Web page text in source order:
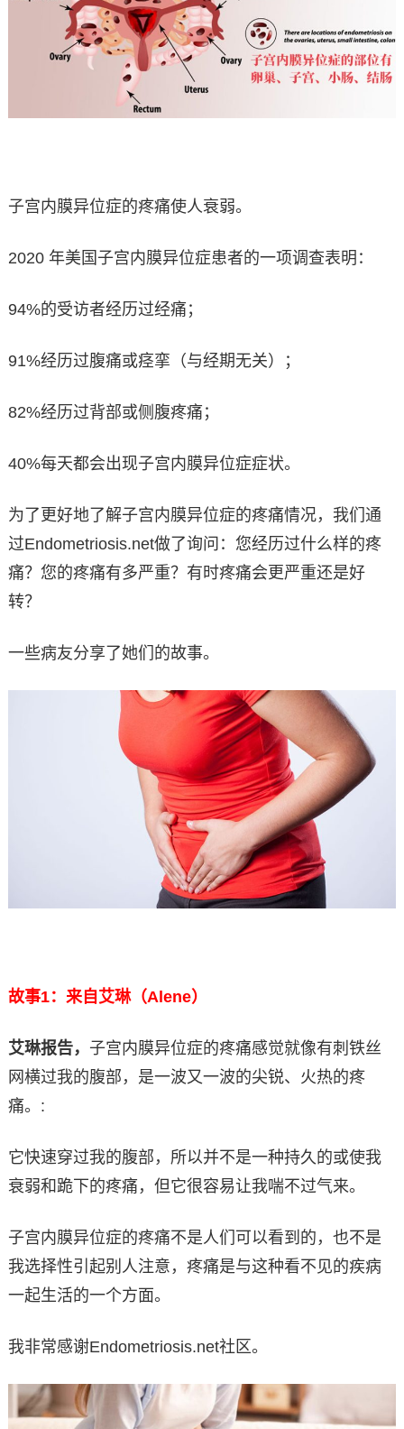
子宫内膜异位症的疼痛使人衰弱。
2020 年美国子宫内膜异位症患者的一项调查表明：
94%的受访者经历过经痛；
91%经历过腹痛或痉挛（与经期无关）；
82%经历过背部或侧腹疼痛；
40%每天都会出现子宫内膜异位症症状。
为了更好地了解子宫内膜异位症的疼痛情况，我们通
过Endometriosis.net做了询问：您经历过什么样的疼
痛？您的疼痛有多严重？有时疼痛会更严重还是好
转？
一些病友分享了她们的故事。
故事1：来自艾琳（Alene）
艾琳报告， 子宫内膜异位症的疼痛感觉就像有刺铁丝
网横过我的腹部，是一波又一波的尖锐、火热的疼
痛。:
它快速穿过我的腹部，所以并不是一种持久的或使我
衰弱和跪下的疼痛，但它很容易让我喘不过气来。
子宫内膜异位症的疼痛不是人们可以看到的，也不是
我选择性引起别人注意，疼痛是与这种看不见的疾病
一起生活的一个方面。
我非常感谢Endometriosis.net社区。